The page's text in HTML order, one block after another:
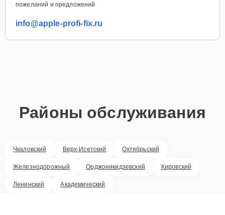
пожеланий и предложений
info@apple-profi-fix.ru
Районы обслуживания
Чкаловский Верх-Исетский Октябрьский
Железнодорожный Орджоникидзевский Кировский
Ленинский Академический